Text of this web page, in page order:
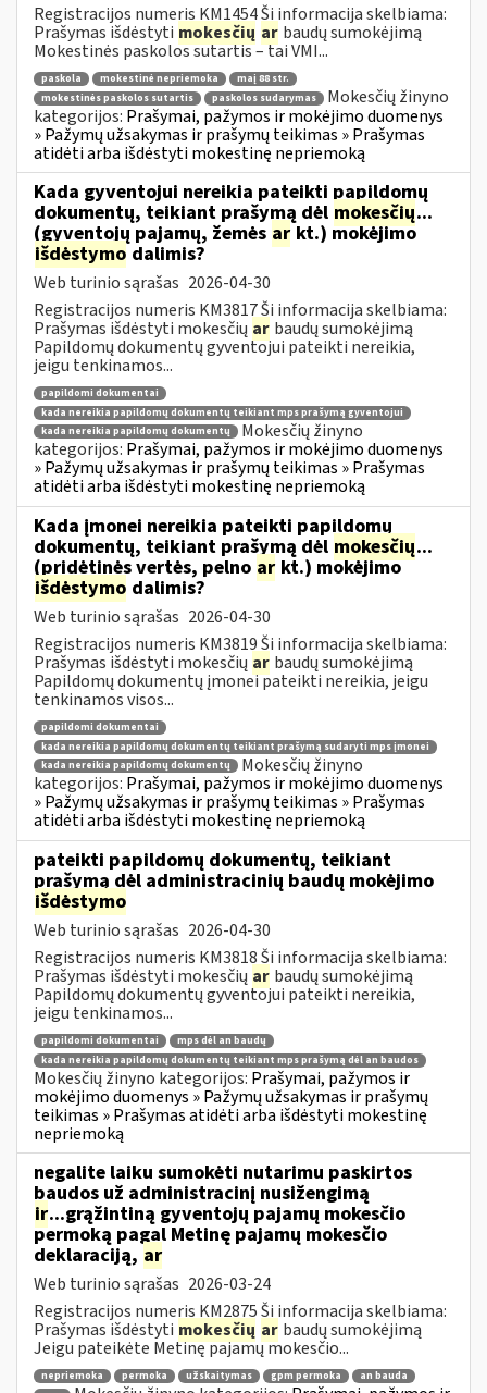
Registracijos numeris KM1454 Ši informacija skelbiama:
Prašymas išdėstyti mokesčių ar baudų sumokėjimą
Mokestinės paskolos sutartis – tai VMI...
paskola mokestinė nepriemoka
maį 88 str.
mokestinės paskolos sutartis
paskolos sudarymas
Mokesčių žinyno
kategorijos: Prašymai, pažymos ir mokėjimo duomenys
» Pažymų užsakymas ir prašymų teikimas » Prašymas
atidėti arba išdėstyti mokestinę nepriemoką
Kada gyventojui nereikia pateikti papildomų
dokumentų, teikiant prašymą dėl mokesčių...
(gyventojų pajamų, žemės ar kt.) mokėjimo
išdėstymo dalimis?
Web turinio sąrašas 2026-04-30
Registracijos numeris KM3817 Ši informacija skelbiama:
Prašymas išdėstyti mokesčių ar baudų sumokėjimą
Papildomų dokumentų gyventojui pateikti nereikia,
jeigu tenkinamos...
papildomi dokumentai
kada nereikia papildomų dokumentų teikiant mps prašymą gyventojui
kada nereikia papildomų dokumentų
Mokesčių žinyno
kategorijos: Prašymai, pažymos ir mokėjimo duomenys
» Pažymų užsakymas ir prašymų teikimas » Prašymas
atidėti arba išdėstyti mokestinę nepriemoką
Kada įmonei nereikia pateikti papildomų
dokumentų, teikiant prašymą dėl mokesčių...
(pridėtinės vertės, pelno ar kt.) mokėjimo
išdėstymo dalimis?
Web turinio sąrašas 2026-04-30
Registracijos numeris KM3819 Ši informacija skelbiama:
Prašymas išdėstyti mokesčių ar baudų sumokėjimą
Papildomų dokumentų įmonei pateikti nereikia, jeigu
tenkinamos visos...
papildomi dokumentai
kada nereikia papildomų dokumentų teikiant prašymą sudaryti mps įmonei
kada nereikia papildomų dokumentų
Mokesčių žinyno
kategorijos: Prašymai, pažymos ir mokėjimo duomenys
» Pažymų užsakymas ir prašymų teikimas » Prašymas
atidėti arba išdėstyti mokestinę nepriemoką
pateikti papildomų dokumentų, teikiant
prašymą dėl administracinių baudų mokėjimo
išdėstymo
Web turinio sąrašas 2026-04-30
Registracijos numeris KM3818 Ši informacija skelbiama:
Prašymas išdėstyti mokesčių ar baudų sumokėjimą
Papildomų dokumentų gyventojui pateikti nereikia,
jeigu tenkinamos...
papildomi dokumentai
mps dėl an baudų
kada nereikia papildomų dokumentų teikiant mps prašymą dėl an baudos
Mokesčių žinyno kategorijos: Prašymai, pažymos ir
mokėjimo duomenys » Pažymų užsakymas ir prašymų
teikimas » Prašymas atidėti arba išdėstyti mokestinę
nepriemoką
negalite laiku sumokėti nutarimu paskirtos
baudos už administracinį nusižengimą
ir...grąžintiną gyventojų pajamų mokesčio
permoką pagal Metinę pajamų mokesčio
deklaraciją, ar
Web turinio sąrašas 2026-03-24
Registracijos numeris KM2875 Ši informacija skelbiama:
Prašymas išdėstyti mokesčių ar baudų sumokėjimą
Jeigu pateikėte Metinę pajamų mokesčio...
nepriemoka permoka užskaitymas gpm permoka
an bauda